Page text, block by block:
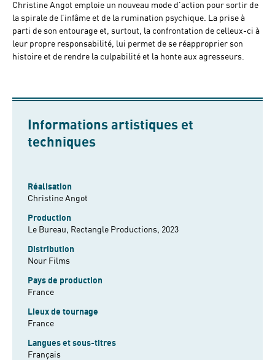
Christine Angot emploie un nouveau mode d’action pour sortir de
la spirale de l’infâme et de la rumination psychique. La prise à
parti de son entourage et, surtout, la confrontation de celleux-ci à
leur propre responsabilité, lui permet de se réapproprier son
histoire et de rendre la culpabilité et la honte aux agresseurs.
Informations artistiques et
techniques
Réalisation
Christine Angot
Production
Le Bureau, Rectangle Productions, 2023
Distribution
Nour Films
Pays de production
France
Lieux de tournage
France
Langues et sous-titres
Français